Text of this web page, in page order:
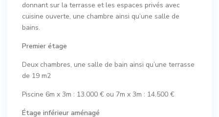
donnant sur la terrasse et les espaces privés avec
cuisine ouverte, une chambre ainsi qu’une salle de
bains.
Premier étage
Deux chambres, une salle de bain ainsi qu’une terrasse
de 19 m2
Piscine 6m x 3m : 13.000 € ou 7m x 3m : 14.500 €
Étage inférieur aménagé